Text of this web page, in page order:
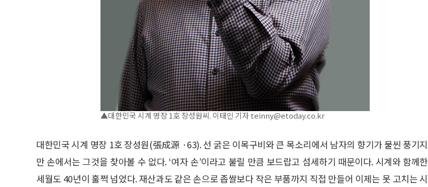
▲대한민국 시계 명장 1호 장성원씨. 이태인 기자 teinny@etoday.co.kr
대한민국 시계 명장 1호 장성원(張成源 ·63). 선 굵은 이목구비와 큰 목소리에서 남자의 향기가 물씬 풍기지
만 손에서는 그것을 찾아볼 수 없다. ‘여자 손’이라고 불릴 만큼 보드랍고 섬세하기 때문이다. 시계와 함께한
세월도 40년이 훌쩍 넘었다. 재산과도 같은 손으로 좁쌀보다 작은 부품까지 직접 만들어 이제는 못 고치는 시